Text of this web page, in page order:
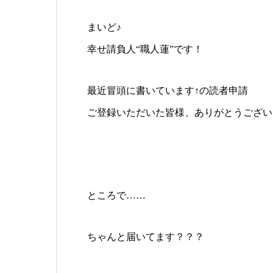
まいど♪
幸せ請負人“職人蓮”です！
最近冒頭に書いています↑の読者申請
ご登録いただいた皆様、ありがとうござ
ところで……
ちゃんと届いてます？？？